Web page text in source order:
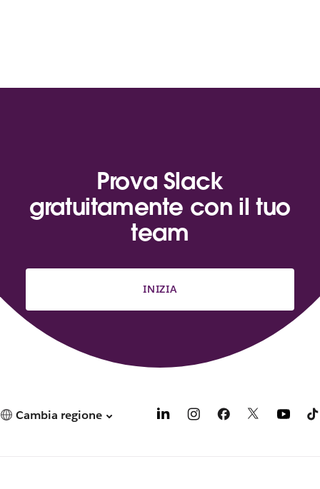
Prova Slack
gratuitamente con il tuo
team
INIZIA
Cambia regione